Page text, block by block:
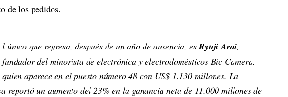
de los pedidos.
l único que regresa, después de un año de ausencia, esRyuji Arai,
fundador del minorista de electrónica y electrodomésticos Bic Camera,
quien aparece en el puesto número 48 con US$ 1.130 millones. La
reportó un aumento del 23% en la ganancia neta de 11.000 millones de